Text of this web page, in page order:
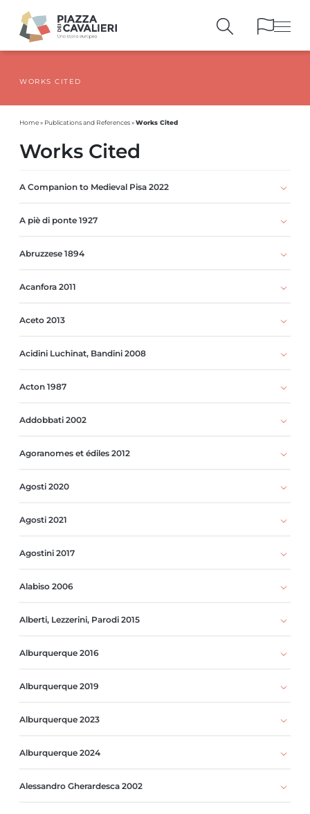
PUBLICATIONSAND REFERENCES
WORKS CITED
Home» Publications and References»Works Cited
Works Cited
A Companion to Medieval Pisa 2022
A piè di ponte 1927
Abruzzese 1894
Acanfora 2011
Aceto 2013
Acidini Luchinat, Bandini 2008
Acton 1987
Addobbati 2002
Agoranomes et édiles 2012
Agosti 2020
Agosti 2021
Agostini 2017
Alabiso 2006
Alberti, Lezzerini, Parodi 2015
Alburquerque 2016
Alburquerque 2019
Alburquerque 2023
Alburquerque 2024
Alessandro Gherardesca 2002